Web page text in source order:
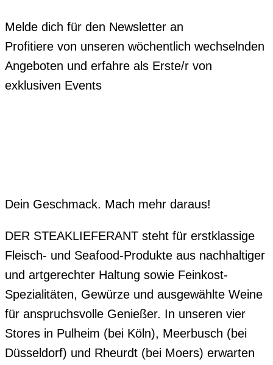
Melde dich für den Newsletter an
Profitiere von unseren wöchentlich wechselnden
Angeboten und erfahre als Erste/r von
exklusiven Events
Dein Geschmack. Mach mehr daraus!
DER STEAKLIEFERANT steht für erstklassige
Fleisch- und Seafood-Produkte aus nachhaltiger
und artgerechter Haltung sowie Feinkost-
Spezialitäten, Gewürze und ausgewählte Weine
für anspruchsvolle Genießer. In unseren vier
Stores in Pulheim (bei Köln), Meerbusch (bei
Düsseldorf) und Rheurdt (bei Moers) erwarten